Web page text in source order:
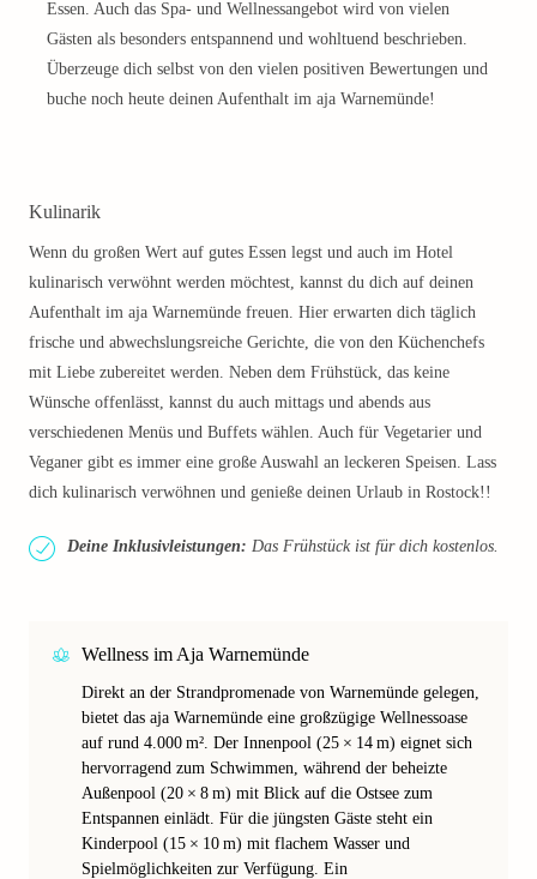
Essen. Auch das Spa- und Wellnessangebot wird von vielen
Gästen als besonders entspannend und wohltuend beschrieben.
Überzeuge dich selbst von den vielen positiven Bewertungen und
buche noch heute deinen Aufenthalt im aja Warnemünde!
Kulinarik
Wenn du großen Wert auf gutes Essen legst und auch im Hotel
kulinarisch verwöhnt werden möchtest, kannst du dich auf deinen
Aufenthalt im aja Warnemünde freuen. Hier erwarten dich täglich
frische und abwechslungsreiche Gerichte, die von den Küchenchefs
mit Liebe zubereitet werden. Neben dem Frühstück, das keine
Wünsche offenlässt, kannst du auch mittags und abends aus
verschiedenen Menüs und Buffets wählen. Auch für Vegetarier und
Veganer gibt es immer eine große Auswahl an leckeren Speisen. Lass
dich kulinarisch verwöhnen und genieße deinen Urlaub in Rostock!!
Deine Inklusivleistungen: Das Frühstück ist für dich kostenlos.
Wellness im Aja Warnemünde
Direkt an der Strandpromenade von Warnemünde gelegen,
bietet das aja Warnemünde eine großzügige Wellnessoase
auf rund 4.000 m². Der Innenpool (25 × 14 m) eignet sich
hervorragend zum Schwimmen, während der beheizte
Außenpool (20 × 8 m) mit Blick auf die Ostsee zum
Entspannen einlädt. Für die jüngsten Gäste steht ein
Kinderpool (15 × 10 m) mit flachem Wasser und
Spielmöglichkeiten zur Verfügung. Ein